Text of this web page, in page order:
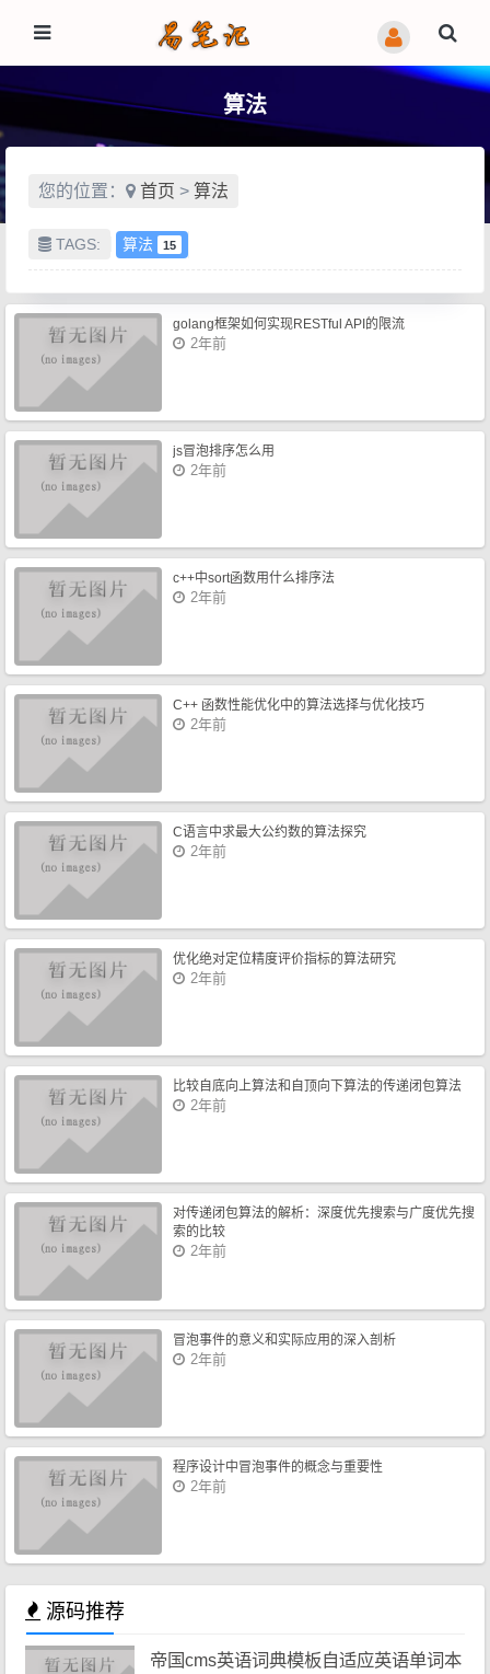
算法
您的位置： 首页 > 算法
TAGS: 算法 15
golang框架如何实现RESTful API的限流
2年前
js冒泡排序怎么用
2年前
c++中sort函数用什么排序法
2年前
C++ 函数性能优化中的算法选择与优化技巧
2年前
C语言中求最大公约数的算法探究
2年前
优化绝对定位精度评价指标的算法研究
2年前
比较自底向上算法和自顶向下算法的传递闭包算法
2年前
对传递闭包算法的解析：深度优先搜索与广度优先搜
索的比较
2年前
冒泡事件的意义和实际应用的深入剖析
2年前
程序设计中冒泡事件的概念与重要性
2年前
源码推荐
帝国cms英语词典模板自适应英语单词本